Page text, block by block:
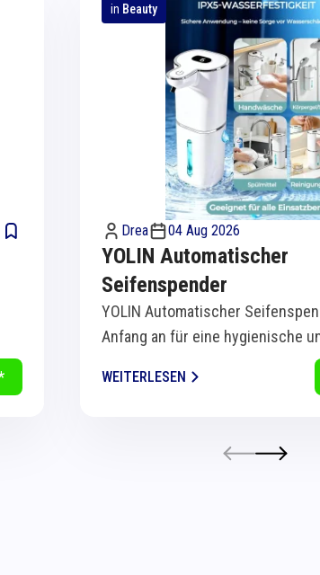
in Beauty
Drea 04 Aug 2026
YOLIN Automatischer
Seifenspender
YOLIN Automatischer
Anfang an für eine hygienische
komfortable Handreinigung in
Dank...
WEITERLESEN